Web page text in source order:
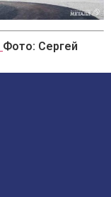
Фото: Сергей